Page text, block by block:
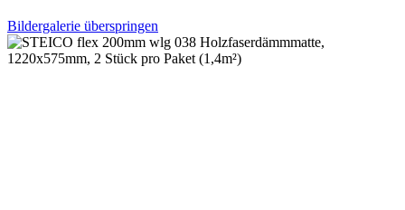
Bildergalerie überspringen